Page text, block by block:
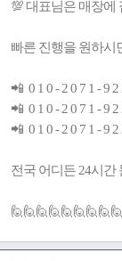
💯 대표님은 매장에
빠른 진행을 원하시
📲 0 1 0 - 2 0 7 1 - 9 2
📲 0 1 0 - 2 0 7 1 - 9 2
📲 0 1 0 - 2 0 7 1 - 9 2
전국 어디든 24시간